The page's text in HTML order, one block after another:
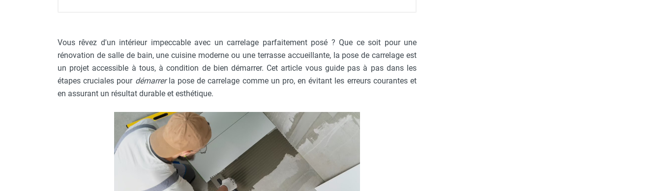
ACCESSOIRES ET
FOURNITURES
Vous rêvez d'un intérieur impeccable avec un carrelage parfaitement posé ? Que ce soit pour une
rénovation de salle de bain, une cuisine moderne ou une terrasse accueillante, la pose de carrelage est
un projet accessible à tous, à condition de bien démarrer. Cet article vous guide pas à pas dans les
étapes cruciales pour démarrerla pose de carrelage comme un pro, en évitant les erreurs courantes et
en assurant un résultat durable et esthétique.